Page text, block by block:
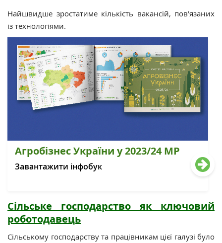
Найшвидше зростатиме кількість вакансій, пов’язаних
із технологіями.
Агробізнес України у 2023/24 МР
Завантажити інфобук
Сільське господарство як ключовий
роботодавець
Сільському господарству та працівникам цієї галузі було